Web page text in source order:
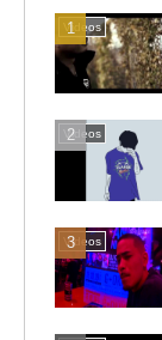
Videos
Videos
Videos